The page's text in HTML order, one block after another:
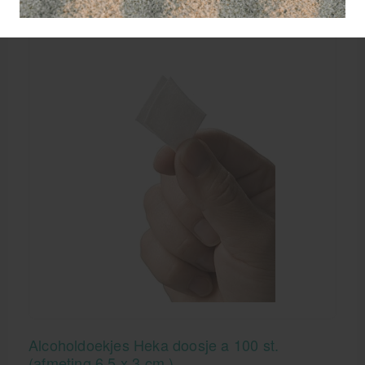
Alcoholdoekjes Heka doosje a 100 st.